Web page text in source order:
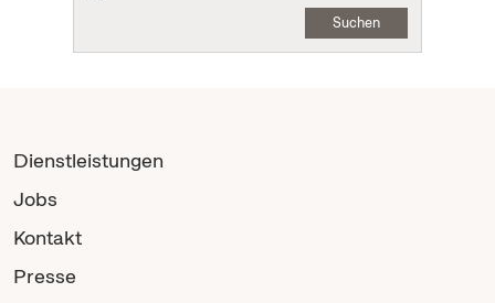
Suchen
Dienstleistungen
Jobs
Kontakt
Presse